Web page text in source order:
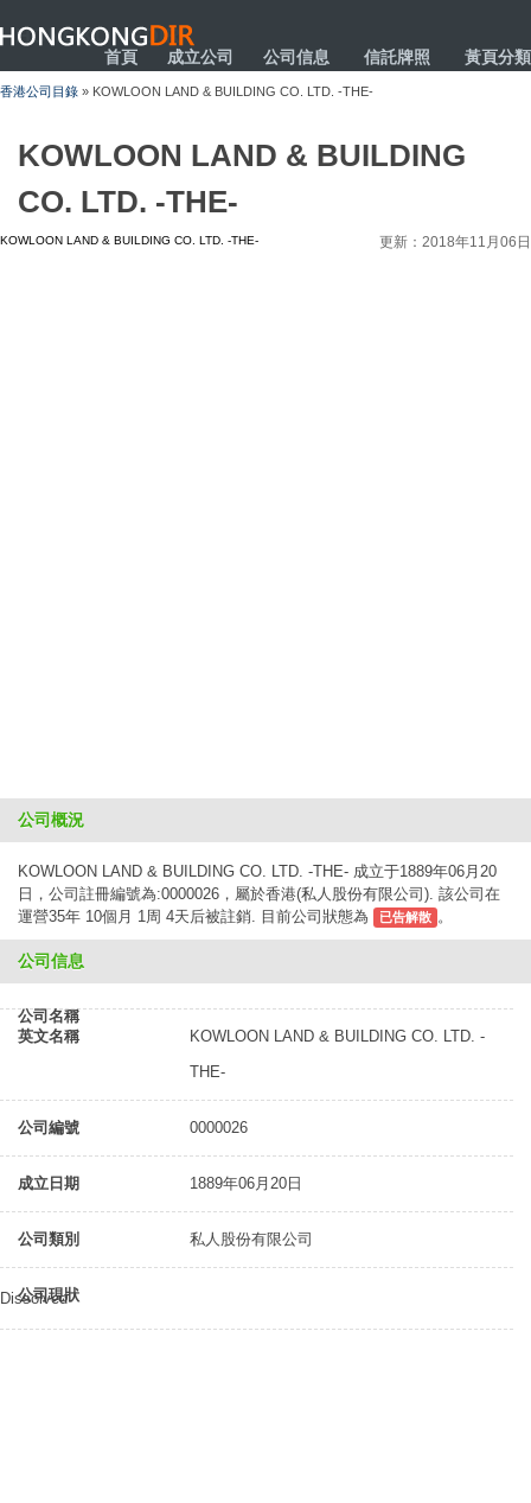
HONGKONGDIR
首頁 成立公司 公司信息 信託牌照 黃頁分類
香港公司目錄 » KOWLOON LAND & BUILDING CO. LTD. -THE-
KOWLOON LAND & BUILDING
CO. LTD. -THE-
KOWLOON LAND & BUILDING CO. LTD. -THE- 更新：2018年11月06日
公司概況
KOWLOON LAND & BUILDING CO. LTD. -THE- 成立于1889年06月20
日，公司註冊編號為:0000026，屬於香港(私人股份有限公司). 該公司在
運營35年 10個月 1周 4天后被註銷. 目前公司狀態為
已告解散 。
公司信息
公司名稱
英文名稱
KOWLOON LAND & BUILDING CO. LTD. -
THE-
公司編號 0000026
成立日期 1889年06月20日
公司類別 私人股份有限公司
公司現狀
Dissolved